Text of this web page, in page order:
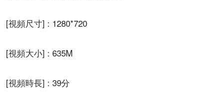
[視頻尺寸] : 1280*720
[視頻大小] : 635M
[視頻時長] : 39分